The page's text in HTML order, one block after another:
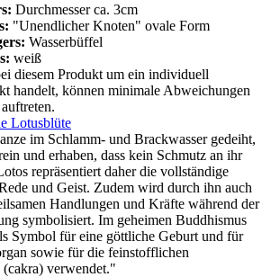
Durchmesser ca. 3cm
"Unendlicher Knoten" ovale Form
Wasserbüffel
weiß
diesem Produkt um ein individuell
handelt, können minimale Abweichungen
Lotusblüte
im Schlamm- und Brackwasser gedeiht,
und erhaben, dass kein Schmutz an ihr
repräsentiert daher die vollständige
und Geist. Zudem wird durch ihn auch
Handlungen und Kräfte während der
symbolisiert. Im geheimen Buddhismus
Symbol für eine göttliche Geburt und für
sowie für die feinstofflichen
(cakra) verwendet."